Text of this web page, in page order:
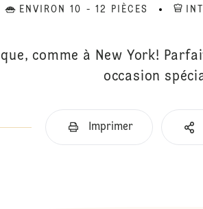
ENVIRON 10 - 12 PIÈCES
comme à New York!
occasion
Imprimer